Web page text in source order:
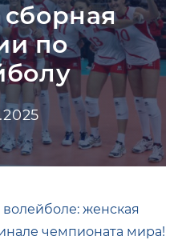
по
женская
чемпионата мира!